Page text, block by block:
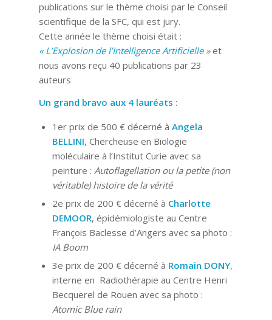
publications sur le thème choisi par le Conseil
scientifique de la SFC, qui est jury.
Cette année le thème choisi était :
« L’Explosion de l’Intelligence Artificielle »et
nous avons reçu 40 publications par 23
auteurs
Un grand bravo aux 4 lauréats :
1er prix de 500 € décerné à Angela
BELLINI, Chercheuse en Biologie
moléculaire à l’Institut Curie avec sa
peinture : Autoflagellation ou la petite (non
véritable) histoire de la vérité
2e prix de 200 € décerné à Charlotte
DEMOOR, épidémiologiste au Centre
François Baclesse d’Angers avec sa photo :
IA Boom
3e prix de 200 € décerné à Romain DONY,
interne en Radiothérapie au Centre Henri
Becquerel de Rouen avec sa photo :
Atomic Blue rain